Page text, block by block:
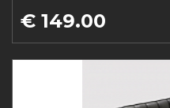
€ 149.00